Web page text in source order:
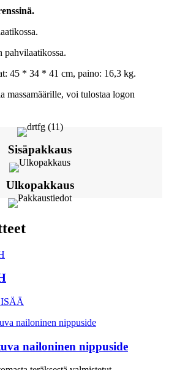
.
pahvilaatikossa.
45 * 34 * 41 cm, paino: 16,3 kg.
massamäärille, voi tulostaa logon
Sisäpakkaus
Ulkopakkaus
nailoninen nippuside